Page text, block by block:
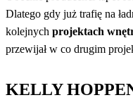
Dlatego gdy już trafię na
kolejnych projektach
przewijał w co drugim
KELLY